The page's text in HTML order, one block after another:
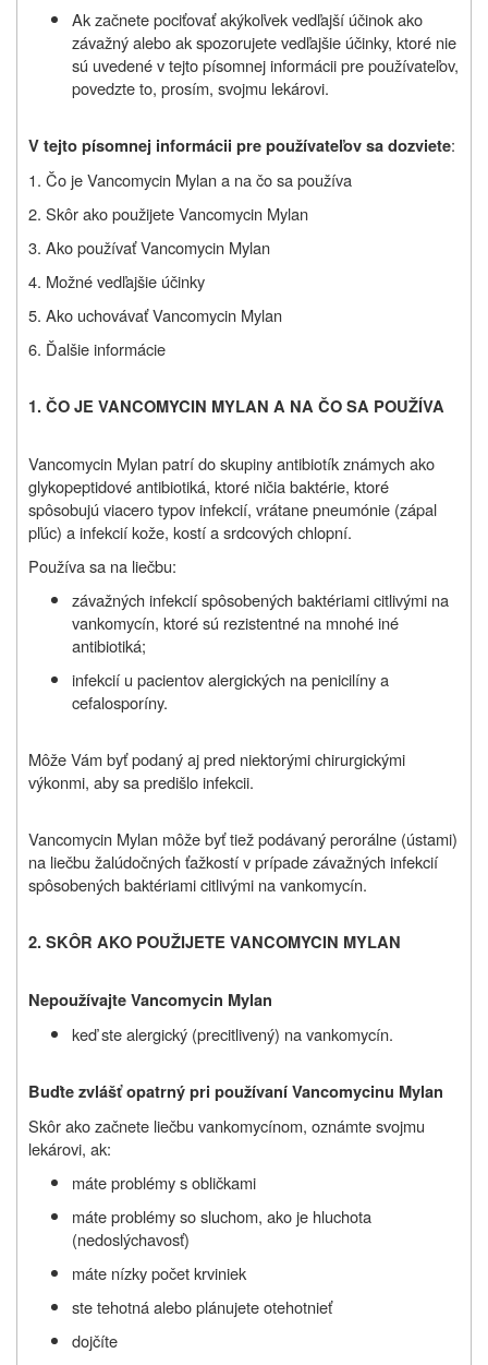
Ak začnete pociťovať akýkoľvek vedľajší účinok ako
závažný alebo ak spozorujete vedľajšie účinky, ktoré nie
sú uvedené v tejto písomnej informácii pre používateľov,
povedzte to, prosím, svojmu lekárovi.
V tejto písomnej informácii pre používateľov sa dozviete:
1. Čo je Vancomycin Mylan a na čo sa používa
2. Skôr ako použijete Vancomycin Mylan
3. Ako používať Vancomycin Mylan
4. Možné vedľajšie účinky
5. Ako uchovávať Vancomycin Mylan
6. Ďalšie informácie
1. ČO JE VANCOMYCIN MYLAN A NA ČO SA POUŽÍVA
Vancomycin Mylan patrí do skupiny antibiotík známych ako
glykopeptidové antibiotiká, ktoré ničia baktérie, ktoré
spôsobujú viacero typov infekcií, vrátane pneumónie (zápal
pľúc) a infekcií kože, kostí a srdcových chlopní.
Používa sa na liečbu:
závažných infekcií spôsobených baktériami citlivými na
vankomycín, ktoré sú rezistentné na mnohé iné
antibiotiká;
infekcií u pacientov alergických na penicilíny a
cefalosporíny.
Môže Vám byť podaný aj pred niektorými chirurgickými
výkonmi, aby sa predišlo infekcii.
Vancomycin Mylan môže byť tiež podávaný perorálne (ústami)
na liečbu žalúdočných ťažkostí v prípade závažných infekcií
spôsobených baktériami citlivými na vankomycín.
2. SKÔR AKO POUŽIJETE VANCOMYCIN MYLAN
Nepoužívajte Vancomycin Mylan
keď ste alergický (precitlivený) na vankomycín.
Buďte zvlášť opatrný pri používaní Vancomycinu Mylan
Skôr ako začnete liečbu vankomycínom, oznámte svojmu
lekárovi, ak:
máte problémy s obličkami
máte problémy so sluchom, ako je hluchota
(nedoslýchavosť)
máte nízky počet krviniek
ste tehotná alebo plánujete otehotnieť
dojčíte